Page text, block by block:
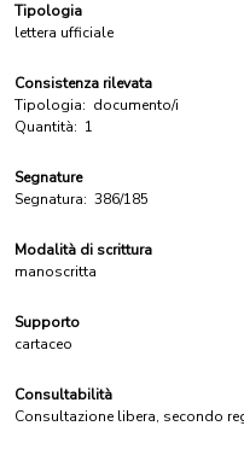
Tipologia
lettera ufficiale
Consistenza rilevata
Tipologia: documento/i
Quantità: 1
Segnature
Segnatura: 386/185
Modalità di scrittura
manoscritta
Supporto
cartaceo
Consultabilità
Consultazione libera, secondo